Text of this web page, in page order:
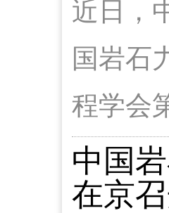
近日，
国岩石
程学会
中国
在京